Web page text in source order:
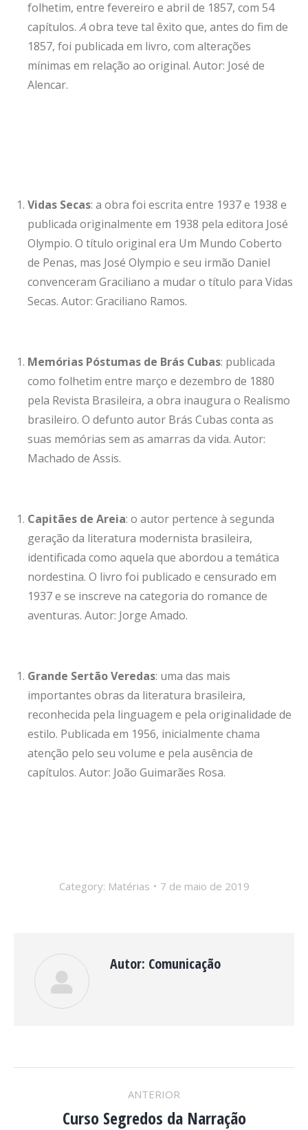
folhetim, entre fevereiro e abril de 1857, com 54
capítulos. Aobra teve tal êxito que, antes do fim de
1857, foi publicada em livro, com alterações
mínimas em relação ao original. Autor: José de
Alencar.
Vidas Secas: a obra foi escrita entre 1937 e 1938 e
publicada originalmente em 1938 pela editora José
Olympio. O título original era Um Mundo Coberto
de Penas, mas José Olympio e seu irmão Daniel
convenceram Graciliano a mudar o título para Vidas
Secas. Autor: Graciliano Ramos.
Memórias Póstumas de Brás Cubas: publicada
como folhetim entre março e dezembro de 1880
pela Revista Brasileira, a obra inaugura o Realismo
brasileiro. O defunto autor Brás Cubas conta as
suas memórias sem as amarras da vida. Autor:
Machado de Assis.
Capitães de Areia: o autor pertence à segunda
geração da literatura modernista brasileira,
identificada como aquela que abordou a temática
nordestina. O livro foi publicado e censurado em
1937 e se inscreve na categoria do romance de
aventuras. Autor: Jorge Amado.
Grande Sertão Veredas: uma das mais
importantes obras da literatura brasileira,
reconhecida pela linguagem e pela originalidade de
estilo. Publicada em 1956, inicialmente chama
atenção pelo seu volume e pela ausência de
capítulos. Autor: João Guimarães Rosa.
Category: Matérias 7 de maio de 2019
Autor: Comunicação
NAVEGAÇÃO
ANTERIOR
Post
Curso Segredos da Narração